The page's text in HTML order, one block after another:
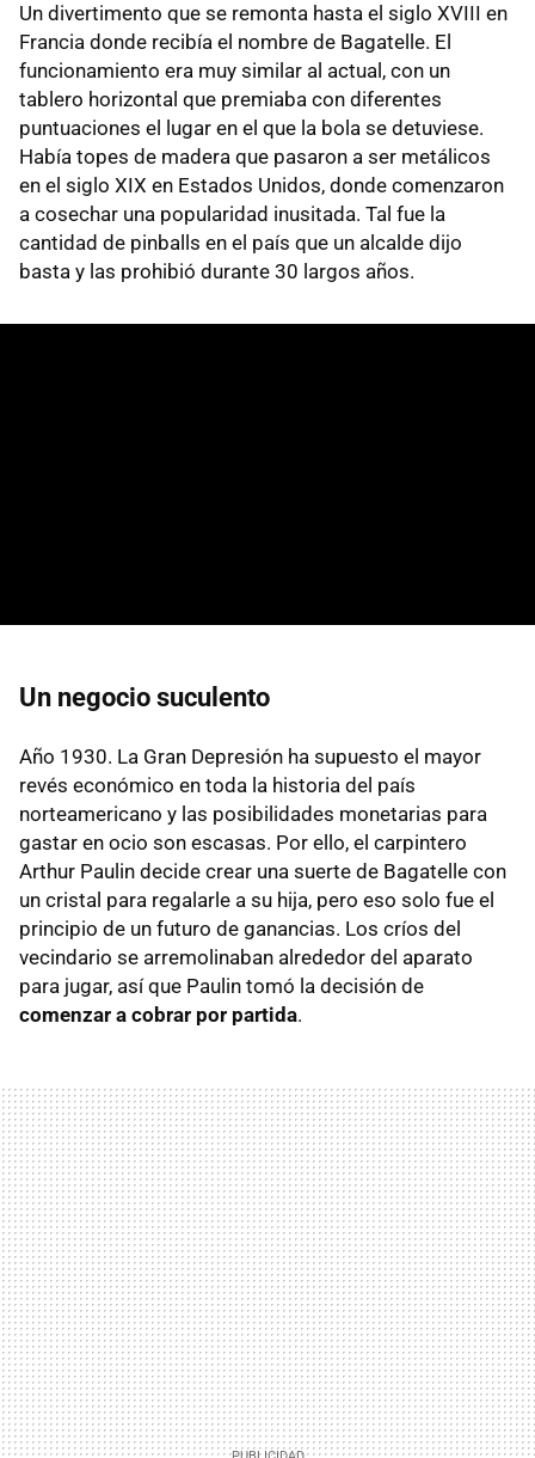
Un divertimento que se remonta hasta el siglo XVIII en
Francia donde recibía el nombre de Bagatelle. El
funcionamiento era muy similar al actual, con un
tablero horizontal que premiaba con diferentes
puntuaciones el lugar en el que la bola se detuviese.
Había topes de madera que pasaron a ser metálicos
en el siglo XIX en Estados Unidos, donde comenzaron
a cosechar una popularidad inusitada. Tal fue la
cantidad de pinballs en el país que un alcalde dijo
basta y las prohibió durante 30 largos años.
Un negocio suculento
Año 1930. La Gran Depresión ha supuesto el mayor
revés económico en toda la historia del país
norteamericano y las posibilidades monetarias para
gastar en ocio son escasas. Por ello, el carpintero
Arthur Paulin decide crear una suerte de Bagatelle con
un cristal para regalarle a su hija, pero eso solo fue el
principio de un futuro de ganancias. Los críos del
vecindario se arremolinaban alrededor del aparato
para jugar, así que Paulin tomó la decisión de
comenzar a cobrar por partida.